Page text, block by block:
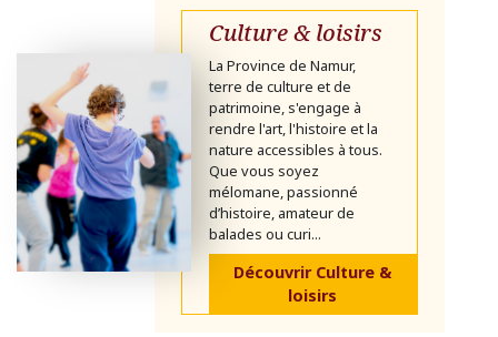
Culture & loisirs
La Province de Namur,
terre de culture et de
patrimoine, s'engage à
rendre l'art, l'histoire et la
nature accessibles à tous.
Que vous soyez
mélomane, passionné
d’histoire, amateur de
balades ou curi...
Découvrir Culture &
loisirs